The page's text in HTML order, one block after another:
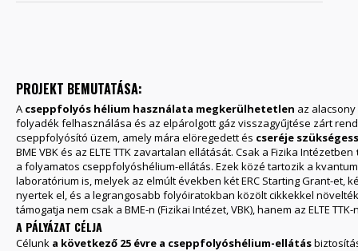
PROJEKT BEMUTATÁSA:
A cseppfolyós hélium használata megkerülhetetlen az
folyadék felhasználása és az elpárolgott gáz visszagyűjtése zárt
cseppfolyósító üzem, amely mára elöregedett és cseréje
BME VBK és az ELTE TTK zavartalan ellátását. Csak a Fizika Intézetben
a folyamatos cseppfolyóshélium-ellátás. Ezek közé tartozik a
laboratórium is, melyek az elmúlt években két ERC Starting Grant-et,
nyertek el, és a legrangosabb folyóiratokban közölt cikkekkel
támogatja nem csak a BME-n (Fizikai Intézet, VBK), hanem az ELTE TTK-
A PÁLYÁZAT CÉLJA
Célunk a következő 25 évre a cseppfolyóshélium-ellátás